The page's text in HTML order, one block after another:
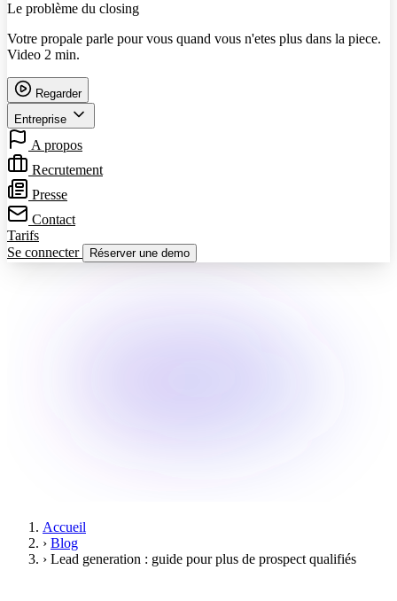
Le problème du closing
Votre propale parle pour vous quand vous n'etes plus dans la piece.
Video 2 min.
Regarder
Entreprise
A propos
Recrutement
Presse
Contact
Tarifs
Se connecter
Réserver une demo
Accueil
› Blog
› Lead generation : guide pour plus de prospect qualifiés